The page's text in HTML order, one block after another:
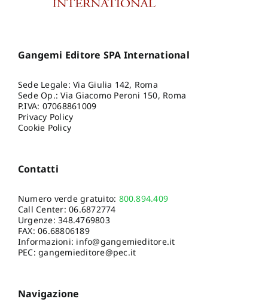
Gangemi Editore SPA International
Sede Legale: Via Giulia 142, Roma
Sede Op.: Via Giacomo Peroni 150, Roma
P.IVA: 07068861009
Privacy Policy
Cookie Policy
Contatti
Numero verde gratuito: 800.894.409
Call Center:06.6872774
Urgenze:348.4769803
FAX: 06.68806189
Informazioni: info@gangemieditore.it
PEC: gangemieditore@pec.it
Navigazione